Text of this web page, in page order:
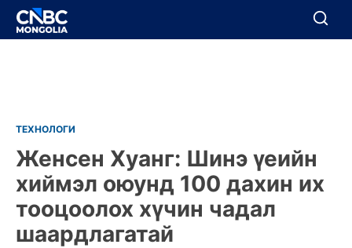
BREAKING
Цуцлах
ТЕХНОЛОГИ
Женсен Хуанг: Шинэ үеийн
хиймэл оюунд 100 дахин их
тооцоолох хүчин чадал
шаардлагатай